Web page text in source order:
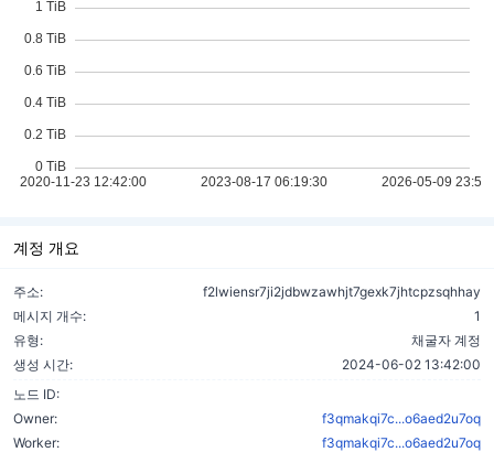
계정 개요
주소:
f2lwiensr7ji2jdbwzawhjt7gexk7jhtcpzsqhhay
메시지 개수:
1
유형:
채굴자 계정
생성 시간:
2024-06-02 13:42:00
노드 ID:
Owner:
f3qmakqi7c...o6aed2u7oq
Worker:
f3qmakqi7c...o6aed2u7oq